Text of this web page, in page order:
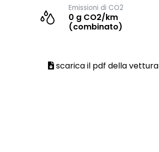
Emissioni di CO2
0 g CO2/km
(combinato)
scarica il pdf della vettura